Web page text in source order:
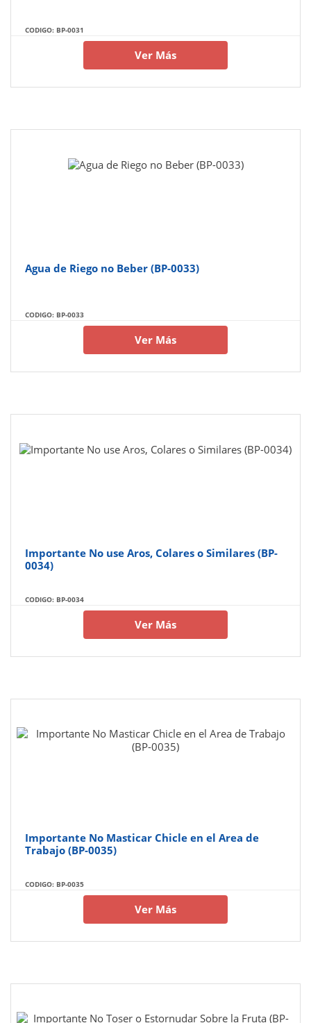
CODIGO: BP-0031
Ver Más
Agua de Riego no Beber (BP-0033)
CODIGO: BP-0033
Ver Más
Importante No use Aros, Colares o Similares (BP-
0034)
CODIGO: BP-0034
Ver Más
Importante No Masticar Chicle en el Area de
Trabajo (BP-0035)
CODIGO: BP-0035
Ver Más